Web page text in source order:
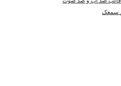
سمعک